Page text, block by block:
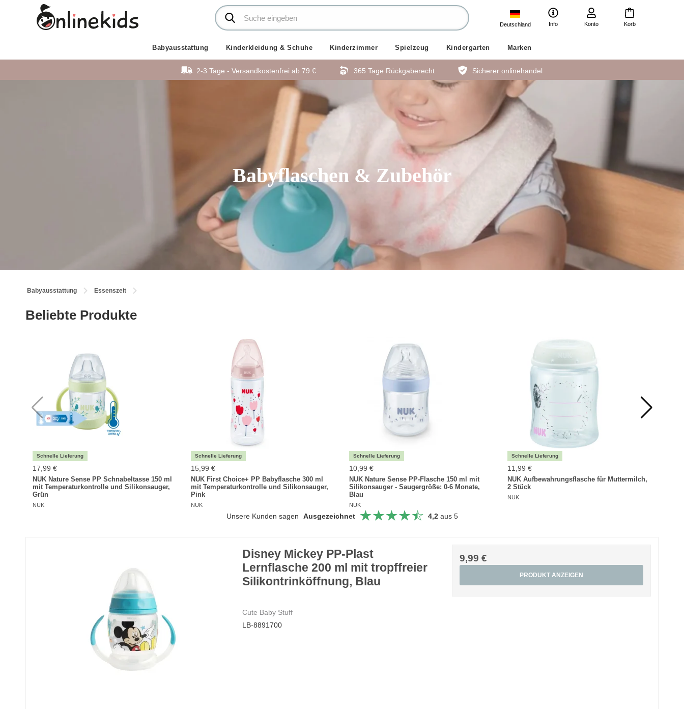
Deutschland Info Konto Korb
Babyausstattung Kinderkleidung & Schuhe Kinderzimmer Spielzeug Kindergarten Marken
2-3 Tage - Versandkostenfrei ab 79 € 365 Tage Rückgaberecht Sicherer onlinehandel
Babyflaschen & Zubehör
Babyausstattung Essenszeit
Beliebte Produkte
17,99 €
NUK Nature Sense PP Schnabeltasse 150 ml
mit Temperaturkontrolle und Silikonsauger,
Grün
NUK
15,99 €
NUK First Choice+ PP Babyflasche 300 ml
mit Temperaturkontrolle und Silikonsauger,
Pink
NUK
10,99 €
NUK Nature Sense PP-Flasche 150 ml mit
Silikonsauger - Saugergröße: 0-6 Monate,
Blau
NUK
11,99 €
NUK Aufbewahrungsflasche für Muttermilch,
2 Stück
NUK
Unsere Kunden sagen Ausgezeichnet 4,2aus 5
Disney Mickey PP-Plast
Lernflasche 200 ml mit tropffreier
Silikontrinköffnung, Blau
Cute Baby Stuff
LB-8891700
9,99 €
PRODUKT ANZEIGEN